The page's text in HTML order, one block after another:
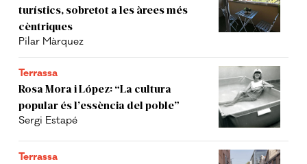
turístics, sobretot a les àrees més
cèntriques
Pilar Màrquez
Terrassa
Rosa Mora i López: “La cultura
popular és l’essència del poble”
Sergi Estapé
Terrassa